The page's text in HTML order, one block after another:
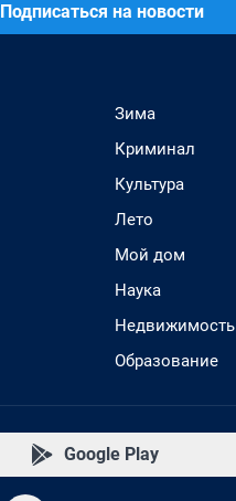
Подписаться на новости
Зима
Криминал
Культура
Лето
Мой дом
Наука
Недвижимость
Образование
Google Play